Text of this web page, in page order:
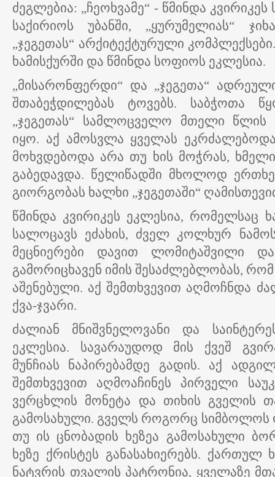
ძეგლებია: „ჩეოხვამე“ - წმინდა
საქირიოს უბანში, „ყურუმელიას“
„ჯეგეთას“ არქიტექტურული
ხამისქურში და წმინდა სოფიოს ეკლესია.
„მისარონფერდი“ და „ჯეგეთა“
შთაბეჭდილებას ტოვებს. საბჭოთა
„ჯეგეთას“ სამლოცველო მთელი წლის
იყო. აქ ამოსვლა ყველას
მოხვდებოდა არა თუ ხის მოჭრას,
გაბედავდა. წელიწადში მხოლოდ
გიორგობას ხალხი „ჯეგეთაში“
წმინდა კვირიკეს ეკლესია, რომელსაც
სალოცავს ეძახის, ძველ კოლხურ
მეცნიერები დავით ლომიტაშვილი
გამორიცხავენ იმის შესაძლებლობას, რომ
აშენებული. აქ შემთხვევით აღმოჩნდა
ქვა-ჯვარი.
ძალიან მნიშვნელოვანი და
ეკლესია. სავარაუდოდ მის ქვეშ
მუნჩიას ნაპირებამდე გადის. აქ
შემთხვევით აღმოაჩინეს პირველი
ვერცხლის მონეტა და თიხის გველის
გამოსახული. გველს როგორც სიმბოლოს
თუ ის ცნობადის ხეზეა გამოსახული
ხეზე ქრისტეს განასახიერებს.
ნატვრის თვალის პატრონია, ყველაზე